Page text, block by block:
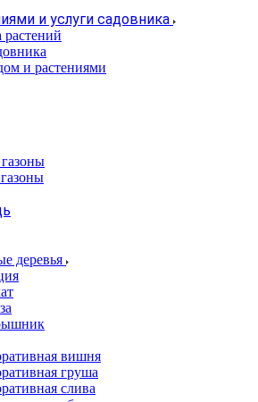
и услуги садовника
растений
и растениями
деревья
вишня
груша
слива